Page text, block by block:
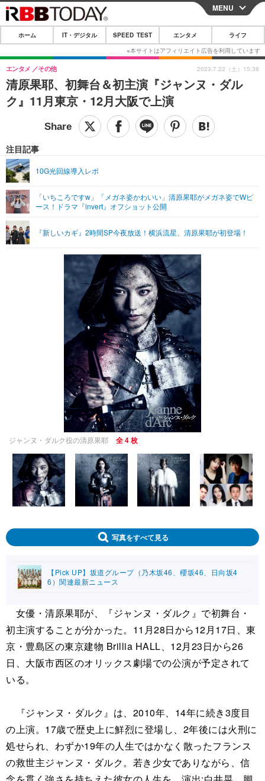
CLOSE
ホーム
IT・デジタル
IT・デジタルTOP スマートフォン
ショッピング その他
SPEED TEST
エンタメTOP 映画・ドラマ
グラビア
ショッピング その他
ライフTOP
その他
リリース一覧
プッシュ通知の停止方法
MENU
ホーム IT・デジタル SPEED TEST エンタメ ライフ
清原果耶、初舞台＆初主演『ジャンヌ・ダル
ク』11月東京・12月大阪で上演
エンタメ その他
注目記事
10G光回線導入レポ
「いちころですw」「メガネ姿かわいい」清原果耶がメガネ姿でWピ
ース！ドラマ『invert』オフショット公開
『新しいカギ』2時間SP今夜放送！横浜流星、清原果耶が初登場！
2023.7.22（土）15:38
ジャンヌ・ダルク役の清原果耶 全 4 枚
写真をすべて見る
【Pick UP】坂道グループ（乃木坂46、櫻坂46、日向坂4
6）関連最新ニュース
女優・清原果耶が、『ジャンヌ・ダルク』で初舞台・
初主演することが分かった。11月28日から12月17日、東
京・豊島区の東京建物 Brillia HALL、12月23日から26
日、大阪市西区のオリックス劇場での公演が予定されて
いる。
『ジャンヌ・ダルク』は、2010年、14年に続き3度目
の上演。17歳で歴史上に鮮烈に登場し、2年後には火刑に
処せられ、わずか19年の人生ではかなく散ったフランス
の救世主ジャンヌ・ダルク。若き少女でありながら、信